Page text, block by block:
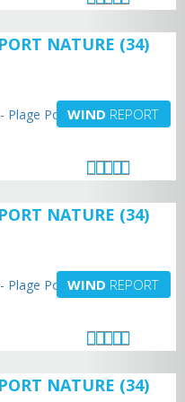
NATURE (34)
WIND REPORT
NATURE (34)
WIND REPORT
NATURE (34)